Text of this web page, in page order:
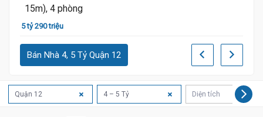
5 tỷ 290 triệu
Bán Nhà 4, 5 Tỷ Quận 12
Quận 12 4 – 5 Tỷ Diện tích